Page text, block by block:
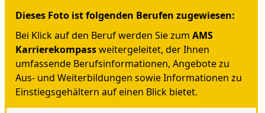
Dieses Foto ist folgenden Berufen zugewiesen:
Bei Klick auf den Beruf werden Sie zum AMS
Karrierekompassweitergeleitet, der Ihnen
umfassende Berufsinformationen, Angebote zu
Aus- und Weiterbildungen sowie Informationen zu
Einstiegsgehältern auf einen Blick bietet.